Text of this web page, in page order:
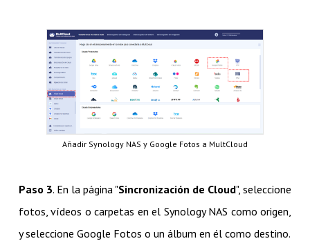
Añadir Synology NAS y Google Fotos a MultCloud
Paso 3. En la página "Sincronización de Cloud", seleccione
fotos, vídeos o carpetas en el Synology NAS como origen,
y seleccione Google Fotos o un álbum en él como destino.